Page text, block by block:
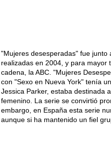
"Mujeres desesperadas" fue
realizadas en 2004, y para mayor
cadena, la ABC. "Mujeres
con "Sexo en Nueva York" tenía
Jessica Parker, estaba destinada
femenino. La serie se convirtió
embargo, en España esta serie
aunque si ha mantenido un fiel